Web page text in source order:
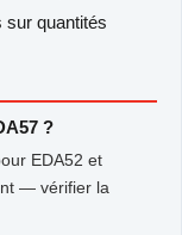
quantités
?
EDA52 et
— vérifier la